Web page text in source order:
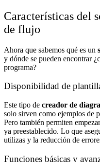
Características del
de flujo
Ahora que sabemos qué es un
y dónde se pueden encontrar
programa?
Disponibilidad de
Este tipo de creador de
solo sirven como ejemplos de
Pero también permiten
ya preestablecido. Lo que
utilizas y la reducción de
Funciones básicas y